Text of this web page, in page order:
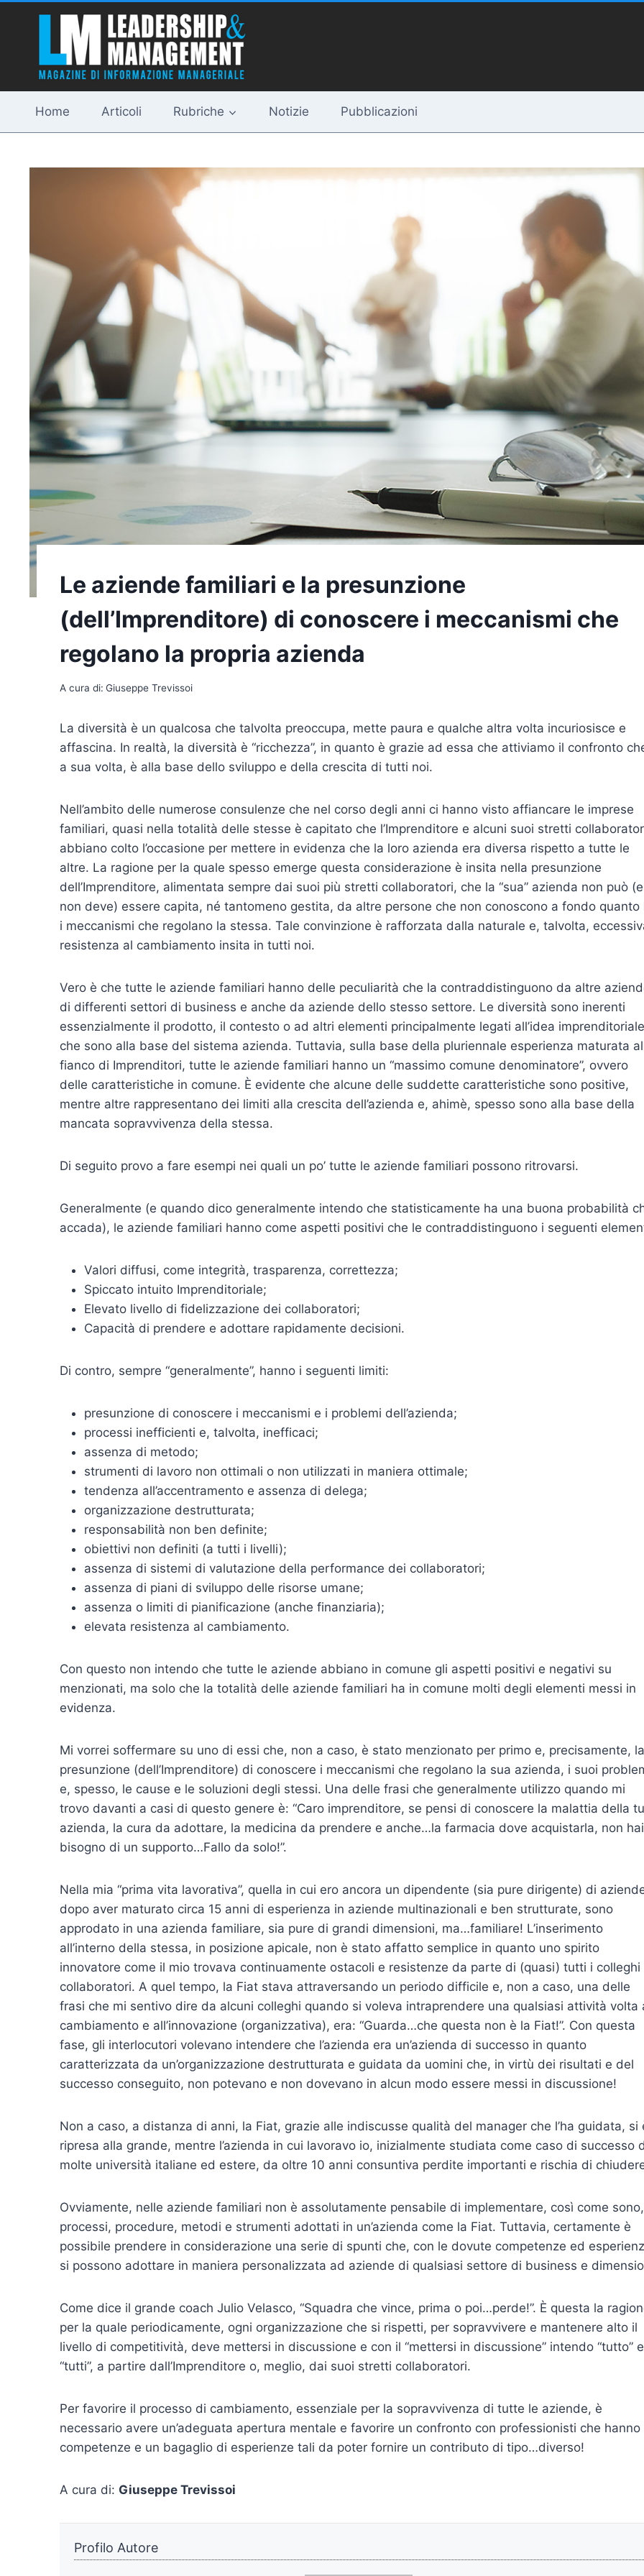
Home Articoli Rubriche Notizie Pubblicazioni
Le aziende familiari e la presunzione
(dell’Imprenditore) di conoscere i meccanismi che
regolano la propria azienda
A cura di: Giuseppe Trevissoi
La diversità è un qualcosa che talvolta preoccupa, mette paura e qualche altra volta incuriosisce e
affascina. In realtà, la diversità è “ricchezza”, in quanto è grazie ad essa che attiviamo il confronto
a sua volta, è alla base dello sviluppo e della crescita di tutti noi.
Nell’ambito delle numerose consulenze che nel corso degli anni ci hanno visto affiancare le imprese
familiari, quasi nella totalità delle stesse è capitato che l’Imprenditore e alcuni suoi stretti
abbiano colto l’occasione per mettere in evidenza che la loro azienda era diversa rispetto a tutte le
altre. La ragione per la quale spesso emerge questa considerazione è insita nella presunzione
dell’Imprenditore, alimentata sempre dai suoi più stretti collaboratori, che la “sua” azienda non può (e
non deve) essere capita, né tantomeno gestita, da altre persone che non conoscono a fondo quanto
i meccanismi che regolano la stessa. Tale convinzione è rafforzata dalla naturale e, talvolta,
resistenza al cambiamento insita in tutti noi.
Vero è che tutte le aziende familiari hanno delle peculiarità che la contraddistinguono da altre
di differenti settori di business e anche da aziende dello stesso settore. Le diversità sono inerenti
essenzialmente il prodotto, il contesto o ad altri elementi principalmente legati all’idea
che sono alla base del sistema azienda. Tuttavia, sulla base della pluriennale esperienza maturata al
fianco di Imprenditori, tutte le aziende familiari hanno un “massimo comune denominatore”, ovvero
delle caratteristiche in comune. È evidente che alcune delle suddette caratteristiche sono positive,
mentre altre rappresentano dei limiti alla crescita dell’azienda e, ahimè, spesso sono alla base della
mancata sopravvivenza della stessa.
Di seguito provo a fare esempi nei quali un po’ tutte le aziende familiari possono ritrovarsi.
Generalmente (e quando dico generalmente intendo che statisticamente ha una buona probabilità
accada), le aziende familiari hanno come aspetti positivi che le contraddistinguono i seguenti
Valori diffusi, come integrità, trasparenza, correttezza;
Spiccato intuito Imprenditoriale;
Elevato livello di fidelizzazione dei collaboratori;
Capacità di prendere e adottare rapidamente decisioni.
Di contro, sempre “generalmente”, hanno i seguenti limiti:
presunzione di conoscere i meccanismi e i problemi dell’azienda;
processi inefficienti e, talvolta, inefficaci;
assenza di metodo;
strumenti di lavoro non ottimali o non utilizzati in maniera ottimale;
tendenza all’accentramento e assenza di delega;
organizzazione destrutturata;
responsabilità non ben definite;
obiettivi non definiti (a tutti i livelli);
assenza di sistemi di valutazione della performance dei collaboratori;
assenza di piani di sviluppo delle risorse umane;
assenza o limiti di pianificazione (anche finanziaria);
elevata resistenza al cambiamento.
Con questo non intendo che tutte le aziende abbiano in comune gli aspetti positivi e negativi su
menzionati, ma solo che la totalità delle aziende familiari ha in comune molti degli elementi messi in
evidenza.
Mi vorrei soffermare su uno di essi che, non a caso, è stato menzionato per primo e, precisamente, la
presunzione (dell’Imprenditore) di conoscere i meccanismi che regolano la sua azienda, i suoi
e, spesso, le cause e le soluzioni degli stessi. Una delle frasi che generalmente utilizzo quando mi
trovo davanti a casi di questo genere è: “Caro imprenditore, se pensi di conoscere la malattia della
azienda, la cura da adottare, la medicina da prendere e anche…la farmacia dove acquistarla, non hai
bisogno di un supporto…Fallo da solo!”.
Nella mia “prima vita lavorativa”, quella in cui ero ancora un dipendente (sia pure dirigente) di
dopo aver maturato circa 15 anni di esperienza in aziende multinazionali e ben strutturate, sono
approdato in una azienda familiare, sia pure di grandi dimensioni, ma…familiare! L’inserimento
all’interno della stessa, in posizione apicale, non è stato affatto semplice in quanto uno spirito
innovatore come il mio trovava continuamente ostacoli e resistenze da parte di (quasi) tutti i colleghi
collaboratori. A quel tempo, la Fiat stava attraversando un periodo difficile e, non a caso, una delle
frasi che mi sentivo dire da alcuni colleghi quando si voleva intraprendere una qualsiasi attività volta
cambiamento e all’innovazione (organizzativa), era: “Guarda…che questa non è la Fiat!”. Con questa
fase, gli interlocutori volevano intendere che l’azienda era un’azienda di successo in quanto
caratterizzata da un’organizzazione destrutturata e guidata da uomini che, in virtù dei risultati e del
successo conseguito, non potevano e non dovevano in alcun modo essere messi in discussione!
Non a caso, a distanza di anni, la Fiat, grazie alle indiscusse qualità del manager che l’ha guidata, si
ripresa alla grande, mentre l’azienda in cui lavoravo io, inizialmente studiata come caso di successo
molte università italiane ed estere, da oltre 10 anni consuntiva perdite importanti e rischia di
Ovviamente, nelle aziende familiari non è assolutamente pensabile di implementare, così come sono,
processi, procedure, metodi e strumenti adottati in un’azienda come la Fiat. Tuttavia, certamente è
possibile prendere in considerazione una serie di spunti che, con le dovute competenze ed
si possono adottare in maniera personalizzata ad aziende di qualsiasi settore di business e
Come dice il grande coach Julio Velasco, “Squadra che vince, prima o poi…perde!”. È questa la
per la quale periodicamente, ogni organizzazione che si rispetti, per sopravvivere e mantenere alto il
livello di competitività, deve mettersi in discussione e con il “mettersi in discussione” intendo “tutto” e
“tutti”, a partire dall’Imprenditore o, meglio, dai suoi stretti collaboratori.
Per favorire il processo di cambiamento, essenziale per la sopravvivenza di tutte le aziende, è
necessario avere un’adeguata apertura mentale e favorire un confronto con professionisti che hanno
competenze e un bagaglio di esperienze tali da poter fornire un contributo di tipo…diverso!
A cura di: Giuseppe Trevissoi
Profilo Autore